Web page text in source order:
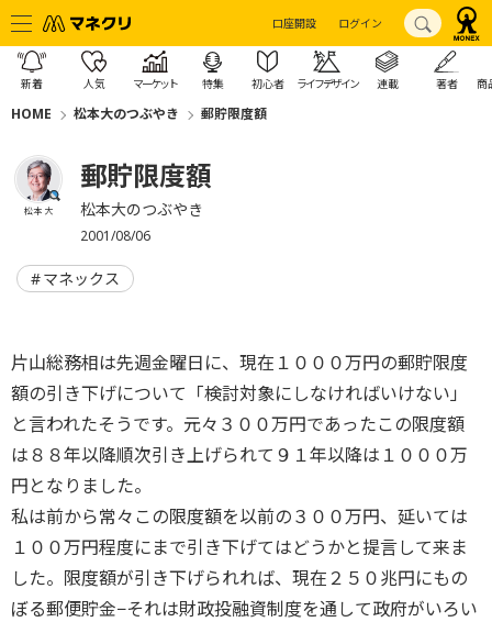
口座開設 ログイン
新着 人気 マーケット 特集 初心者 ライフデザイン 連載 著者 商
HOME 松本大のつぶやき 郵貯限度額
松本 大
郵貯限度額
松本大のつぶやき
2001/08/06
マネックス
片山総務相は先週金曜日に、現在１０００万円の郵貯限度
額の引き下げについて「検討対象にしなければいけない」
と言われたそうです。元々３００万円であったこの限度額
は８８年以降順次引き上げられて９１年以降は１０００万
円となりました。
私は前から常々この限度額を以前の３００万円、延いては
１００万円程度にまで引き下げてはどうかと提言して来ま
した。限度額が引き下げられれば、現在２５０兆円にもの
ぼる郵便貯金−それは財政投融資制度を通して政府がいろい